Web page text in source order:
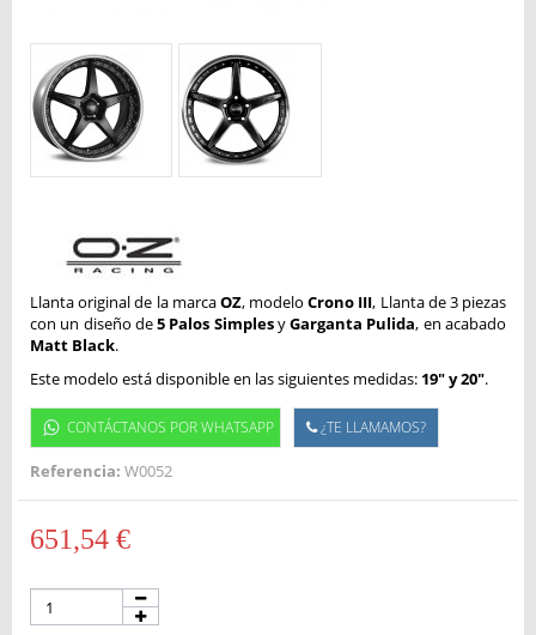
Llanta original de la marcaOZ, modeloCrono III, Llanta de 3 piezas
con un diseño de5 Palos SimplesyGarganta Pulida, en acabado
Matt Black.
Este modelo está disponible en las siguientes medidas: 19" y 20".
CONTÁCTANOS POR WHATSAPP ¿TE LLAMAMOS?
Referencia: W0052
651,54 €